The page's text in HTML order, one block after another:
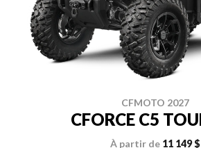
CFMOTO 2027
CFORCE C5
À partir de 11 149 $